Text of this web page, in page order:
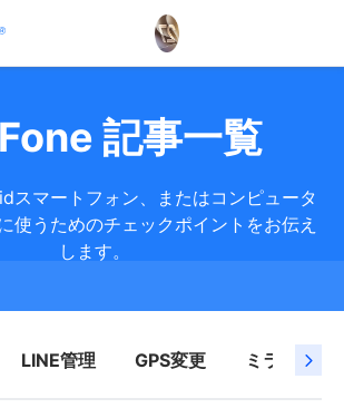
記事一覧
スマートフォン、またはコンピュータ
使うためのチェックポイントをお伝え
します。
LINE管理 GPS変更 ミラーリン